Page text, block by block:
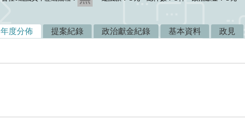
年度分佈 提案紀錄 政治獻金紀錄 基本資料 政見